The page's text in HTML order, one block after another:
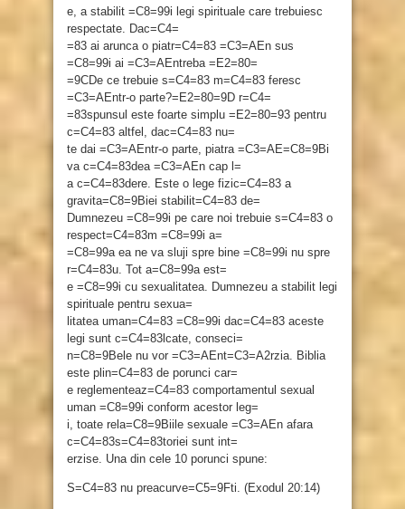
e, a stabilit =C8=99i legi spirituale care trebuiesc
respectate. Dac=C4=
=83 ai arunca o piatr=C4=83 =C3=AEn sus
=C8=99i ai =C3=AEntreba =E2=80=
=9CDe ce trebuie s=C4=83 m=C4=83 feresc
=C3=AEntr-o parte?=E2=80=9D r=C4=
=83spunsul este foarte simplu =E2=80=93 pentru
c=C4=83 altfel, dac=C4=83 nu=
te dai =C3=AEntr-o parte, piatra =C3=AE=C8=9Bi
va c=C4=83dea =C3=AEn cap l=
a c=C4=83dere. Este o lege fizic=C4=83 a
gravita=C8=9Biei stabilit=C4=83 de=
Dumnezeu =C8=99i pe care noi trebuie s=C4=83 o
respect=C4=83m =C8=99i a=
=C8=99a ea ne va sluji spre bine =C8=99i nu spre
r=C4=83u. Tot a=C8=99a est=
e =C8=99i cu sexualitatea. Dumnezeu a stabilit legi
spirituale pentru sexua=
litatea uman=C4=83 =C8=99i dac=C4=83 aceste
legi sunt c=C4=83lcate, conseci=
n=C8=9Bele nu vor =C3=AEnt=C3=A2rzia. Biblia
este plin=C4=83 de porunci car=
e reglementeaz=C4=83 comportamentul sexual
uman =C8=99i conform acestor leg=
i, toate rela=C8=9Biile sexuale =C3=AEn afara
c=C4=83s=C4=83toriei sunt int=
erzise. Una din cele 10 porunci spune:
S=C4=83 nu preacurve=C5=9Fti. (Exodul 20:14)